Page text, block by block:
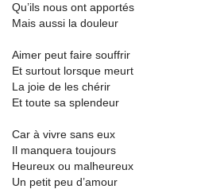
Qu’ils nous ont apportés
Mais aussi la douleur
Aimer peut faire souffrir
Et surtout lorsque meurt
La joie de les chérir
Et toute sa splendeur
Car à vivre sans eux
Il manquera toujours
Heureux ou malheureux
Un petit peu d’amour